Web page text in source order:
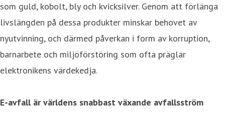
som guld, kobolt, bly och kvicksilver. Genom att förlänga
livslängden på dessa produkter minskar behovet av
nyutvinning, och därmed påverkan i form av korruption,
barnarbete och miljöförstöring som ofta präglar
elektronikens värdekedja.
E-avfall är världens snabbast växande avfallsström